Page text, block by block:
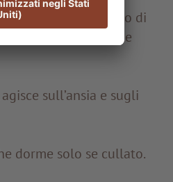
o ad eccesso di
passata o alle
sull’ansia e sugli
dorme solo se cullato.